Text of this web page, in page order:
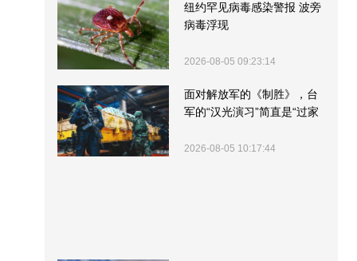
纽约罕见病毒感染警报 波旁
病毒浮现
2026-08-05 09:23:14
面对解放军的《制胜》，台
军的“汉光演习”简直是“过家
2026-08-05 10:17:44